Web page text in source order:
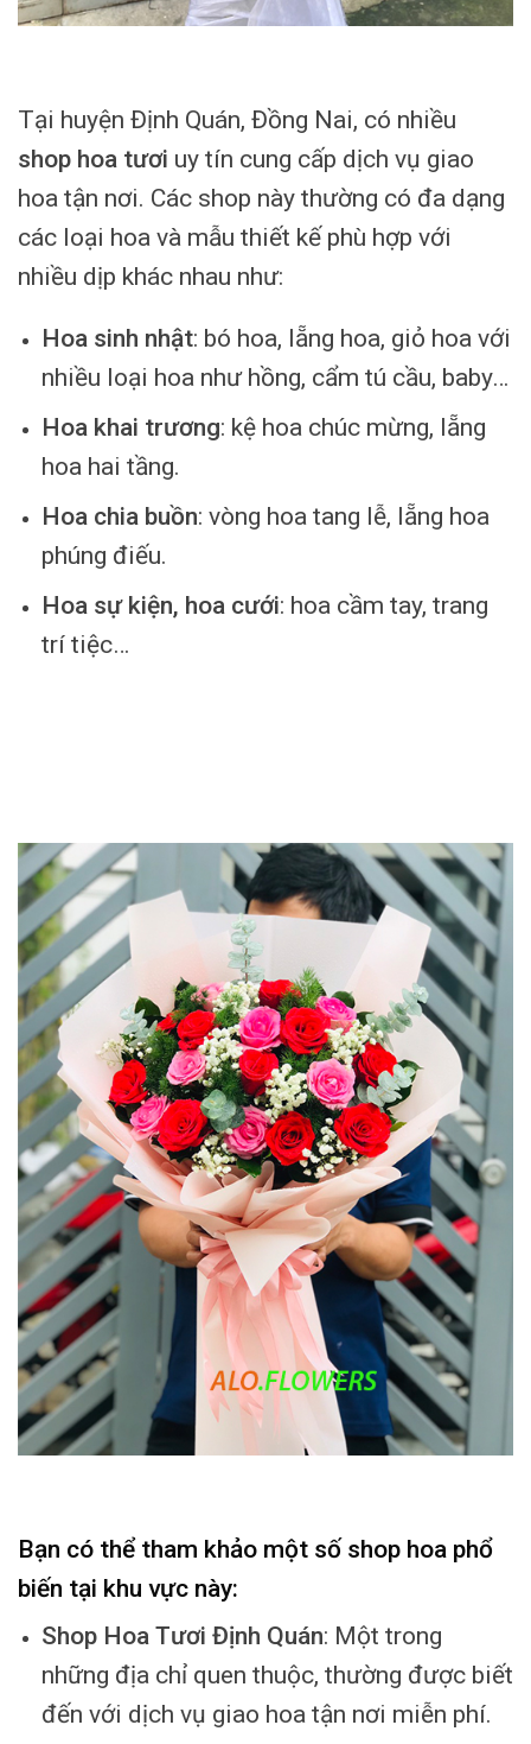
Tại huyện Định Quán, Đồng Nai, có nhiều
shop hoa tươi uy tín cung cấp dịch vụ giao
hoa tận nơi. Các shop này thường có đa dạng
các loại hoa và mẫu thiết kế phù hợp với
nhiều dịp khác nhau như:
Hoa sinh nhật: bó hoa, lẵng hoa, giỏ hoa với
nhiều loại hoa như hồng, cẩm tú cầu, baby…
Hoa khai trương: kệ hoa chúc mừng, lẵng
hoa hai tầng.
Hoa chia buồn: vòng hoa tang lễ, lẵng hoa
phúng điếu.
Hoa sự kiện, hoa cưới: hoa cầm tay, trang
trí tiệc…
Bạn có thể tham khảo một số shop hoa phổ
biến tại khu vực này:
Shop Hoa Tươi Định Quán: Một trong
những địa chỉ quen thuộc, thường được biết
đến với dịch vụ giao hoa tận nơi miễn phí.